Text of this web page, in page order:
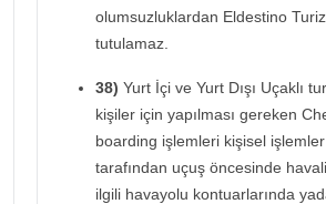
olumsuzluklardan Eldestino
tutulamaz.
38) Yurt İçi ve Yurt Dışı Uçaklı
kişiler için yapılması gereken
boarding işlemleri kişisel
tarafından uçuş öncesinde
ilgili havayolu kontuarlarında